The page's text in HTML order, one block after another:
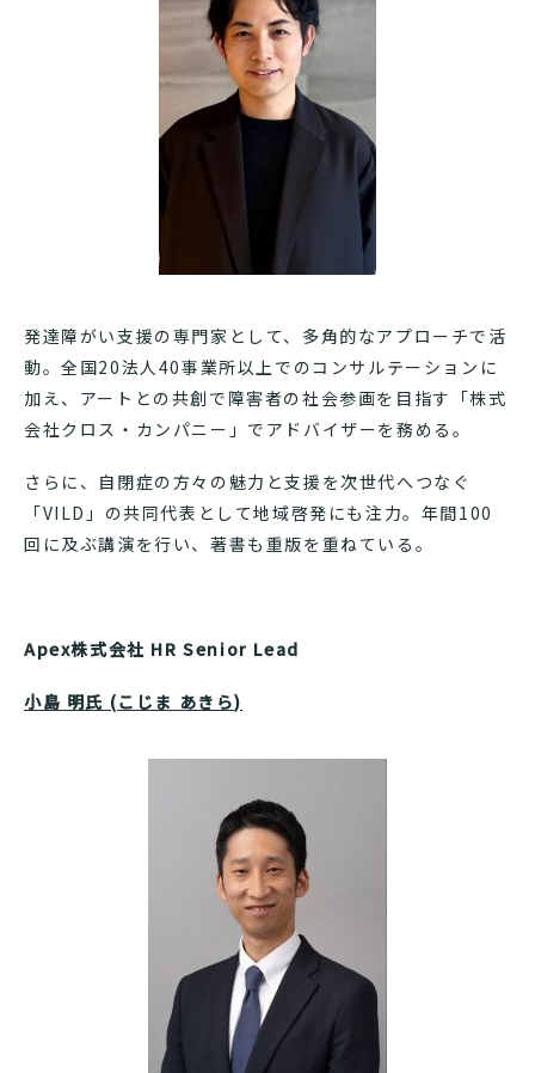
発達障がい支援の専門家として、多角的なアプローチで活
動。全国20法人40事業所以上でのコンサルテーションに
加え、アートとの共創で障害者の社会参画を目指す「株式
会社クロス・カンパニー」でアドバイザーを務める。
さらに、自閉症の方々の魅力と支援を次世代へつなぐ
「VILD」の共同代表として地域啓発にも注力。年間100
回に及ぶ講演を行い、著書も重版を重ねている。
Apex株式会社 HR Senior Lead
小島 明氏 (こじま あきら)